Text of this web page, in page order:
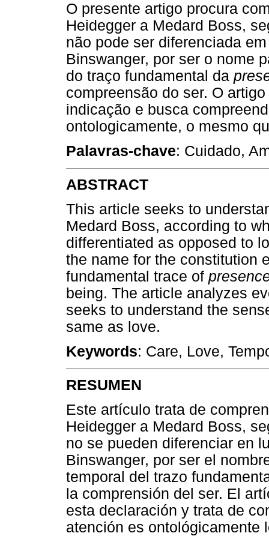
O presente artigo procura
Heidegger a Medard Boss,
não pode ser diferenciada
Binswanger, por ser o nome
do traço fundamental da
compreensão do ser. O
indicação e busca
ontologicamente, o mesmo
Palavras-chave: Cuidado,
ABSTRACT
This article seeks to
Medard Boss, according to
differentiated as opposed to
the name for the constitution
fundamental trace of
being. The article analyzes
seeks to understand the
same as love.
Keywords: Care, Love,
RESUMEN
Este artículo trata de
Heidegger a Medard Boss,
no se pueden diferenciar en
Binswanger, por ser el
temporal del trazo
la comprensión del ser. El
esta declaración y trata de
atención es ontológicamente